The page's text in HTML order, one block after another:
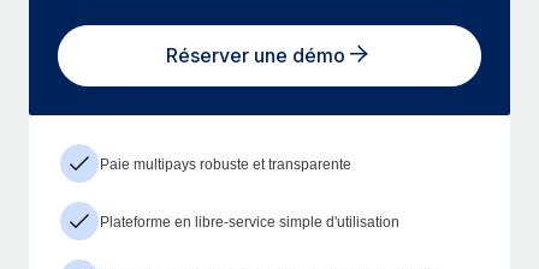
Réserver une démo
Paie multipays robuste et transparente
Plateforme en libre-service simple d'utilisation